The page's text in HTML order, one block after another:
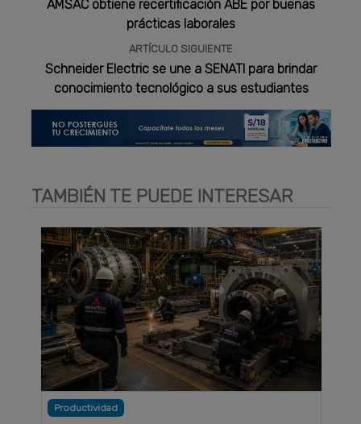
AMSAC obtiene recertificación ABE por buenas
prácticas laborales
ARTÍCULO SIGUIENTE
Schneider Electric se une a SENATI para brindar
conocimiento tecnológico a sus estudiantes
TAMBIÉN TE PUEDE INTERESAR
Productividad